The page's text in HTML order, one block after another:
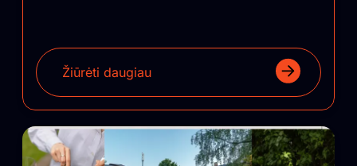
Žiūrėti daugiau